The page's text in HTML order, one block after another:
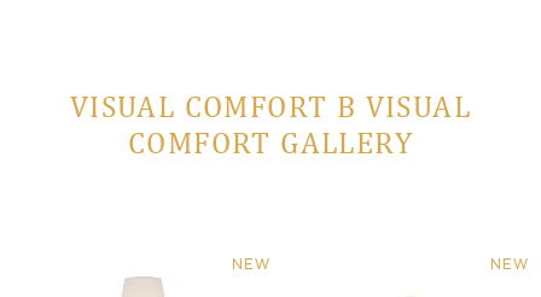
VISUAL COMFORT В VISUAL
COMFORT GALLERY
NEW NEW